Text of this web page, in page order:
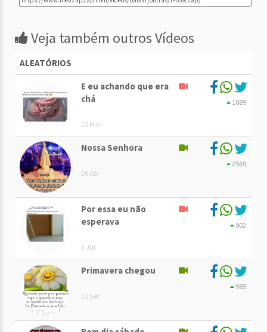
Veja também outros Vídeos
ALEATÓRIOS
E eu achando que era
chá
12 Mar
1089
Nossa Senhora
26 Abr
2569
Por essa eu não
esperava
6 Jul
902
Primavera chegou
21 Set
985